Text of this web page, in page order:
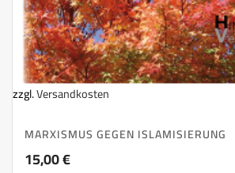
zzgl.Versandkosten
MARXISMUS GEGEN ISLAMISIERUNG
15,00€